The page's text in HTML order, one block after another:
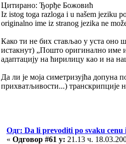
Цитирано: Ђорђе Божовић
Iz istog toga razloga i u našem jeziku
originalno ime iz stranog jezika ne
Како ти не бих стављао у уста оно
истакнут) „Пошто оригинално име
адаптацију на ћирилицу као и на
Да ли је моја симетризујћа допуна
прихватљивости...) транскрипције
Одг: Da li prevoditi po svaku cenu
« Одговор #61 у: 21.13 ч.